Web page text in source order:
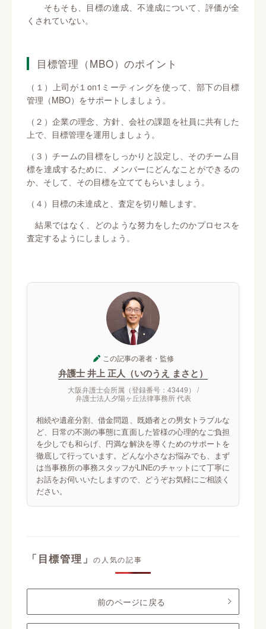
そもそも、目標の達成、不達成について、評価が全
くされていない。
目標管理（MBO）のポイント
（１）上司が１on1ミーティングを使って、部下の目標
管理（MBO）をサポートしましょう。
（２）企業の理念、方針、会社の課題を社員に共有した
上で、目標管理を運用しましょう。
（３）チームの目標をしっかりと設定し、そのチーム目
標を達成するために、メンバーにどんなことができるの
か、そして、その目標を立ててもらいましょう。
（４）目標の未達成と、査定を切り離します。
結果ではなく、どのような努力をしたのかプロセスを
査定するようにしましょう。
この記事の著者・監修
弁護士 井上 正人（いのうえ まさと）
大阪弁護士会所属（登録番号：43449） /
弁護士法人夕陽ヶ丘法律事務所 代表
相続や遺産分割、借金問題、既婚者との男女トラブルな
ど、日常の不測の事態に直面した皆様の心理的なご負担
を少しでも和らげ、円満な解決を導くためのサポートを
徹底して行っています。どんな小さなお悩みでも、まず
は当事務所の事務スタッフがLINEのチャットにて丁寧に
お話をお伺いいたしますので、どうぞお気軽にご相談く
ださい。
「目標管理」の人気の記事
前のページに戻る